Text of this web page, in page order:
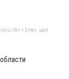
Ctrl + Enter, щоб